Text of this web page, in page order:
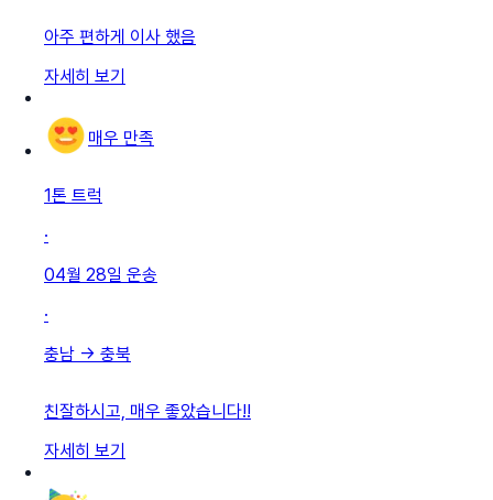
아주 편하게 이사 했음
자세히 보기
매우 만족
1톤 트럭
·
04월 28일 운송
·
충남 → 충북
친잘하시고, 매우 좋았습니다!!
자세히 보기